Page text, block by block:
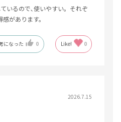
いるので､使いやすい。それぞ
があります。
になった 0 Like! 0
2026.7.15